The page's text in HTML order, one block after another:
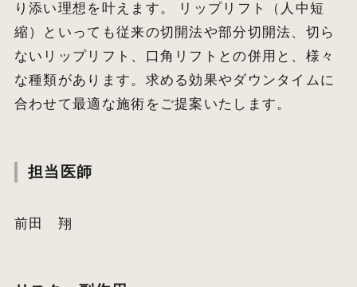
り添い理想を叶えます。 リップリフト（人中短
縮）といっても従来の切開法や部分切開法、切ら
ないリップリフト、口角リフトとの併用と、様々
な種類があります。求める効果やダウンタイムに
合わせて最適な施術をご提案いたします。
担当医師
前田 翔